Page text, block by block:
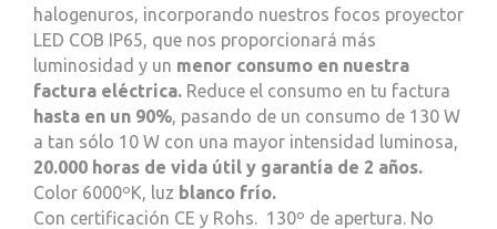
halogenuros, incorporando nuestros focos proyector
LED COB IP65, que nos proporcionará más
luminosidad y un menor consumo en nuestra
factura eléctrica. Reduce el consumo en tu factura
hasta en un 90%, pasando de un consumo de 130 W
a tan sólo 10 W con una mayor intensidad luminosa,
20.000 horas de vida útil y garantía de 2 años.
Color 6000ºK, luz blanco frío.
Con certificación CE y Rohs. 130º de apertura. No